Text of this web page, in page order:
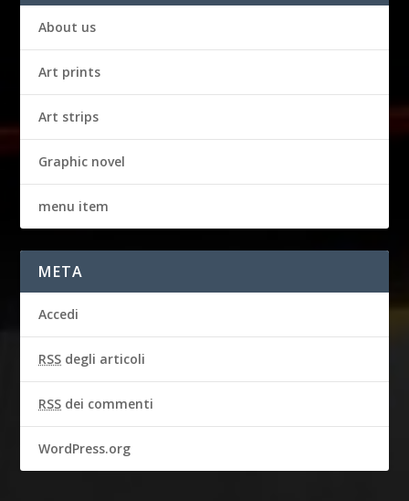
About us
Art prints
Art strips
Graphic novel
menu item
META
Accedi
RSS degli articoli
RSS dei commenti
WordPress.org